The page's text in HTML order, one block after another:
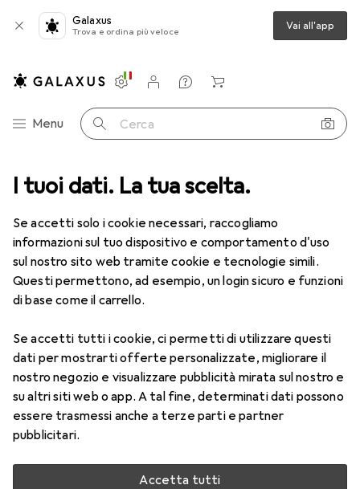
I tuoi dati. La tua scelta.
Se accetti solo i cookie necessari, raccogliamo
informazioni sul tuo dispositivo e comportamento d'uso
sul nostro sito web tramite cookie e tecnologie simili.
Questi permettono, ad esempio, un login sicuro e funzioni
di base come il carrello.
Se accetti tutti i cookie, ci permetti di utilizzare questi
dati per mostrarti offerte personalizzate, migliorare il
nostro negozio e visualizzare pubblicità mirata sul nostro e
su altri siti web o app. A tal fine, determinati dati possono
essere trasmessi anche a terze parti e partner
pubblicitari.
Accetta tutti
Galaxus
Trova e ordina più veloce Vai all'app
Categoria Navigazione
Menu Cerca
Impostazioni
Conto cliente
Liste di confronto
Liste dei desideri
Carrello
Lenti a contatto Air Optix HydraGlyde per l'astigmatismo 6
1 Immagine
−5%
Air Optix HydraGlyde per
l'astigmatismo 6
+3, Obiettivo mensile, 6 pz., Torico
Prezzo in EUR IVA incl.
Valutazioni